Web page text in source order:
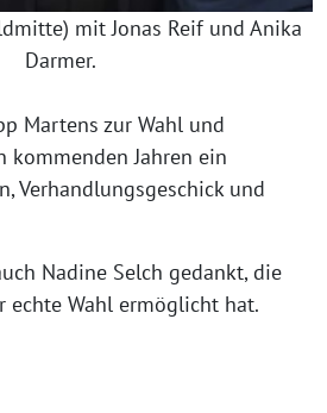
mit Jonas Reif und Anika
Darmer.
Martens zur Wahl und
Jahren ein
Verhandlungsgeschick und
Nadine Selch gedankt, die
echte Wahl ermöglicht hat.